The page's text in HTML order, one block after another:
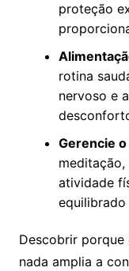
proteção
rotina
nervoso e
Gerencie
atividade
equilibrado
Descobrir
nada amplia a